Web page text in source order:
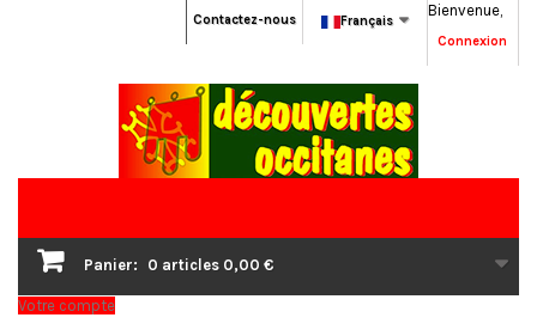
Bienvenue,
Connexion
Français
Contactez-nous
Panier: 0 articles 0,00 €
Votre compte